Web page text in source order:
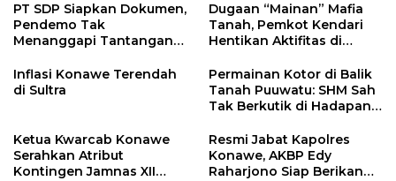
PT SDP Siapkan Dokumen,
Pendemo Tak
Menanggapi Tantangan
Dugaan “Mainan” Mafia
Tanah, Pemkot Kendari
Hentikan Aktifitas di
Inflasi Konawe Terendah
di Sultra
Permainan Kotor di Balik
Tanah Puuwatu: SHM Sah
Tak Berkutik di Hadapan
Ketua Kwarcab Konawe
Serahkan Atribut
Kontingen Jamnas XII
Resmi Jabat Kapolres
Konawe, AKBP Edy
Raharjono Siap Berikan